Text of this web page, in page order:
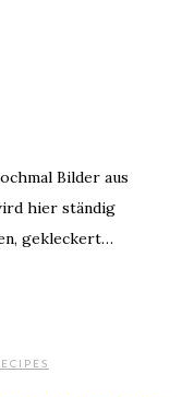
Bilder aus
hier ständig
gekleckert…